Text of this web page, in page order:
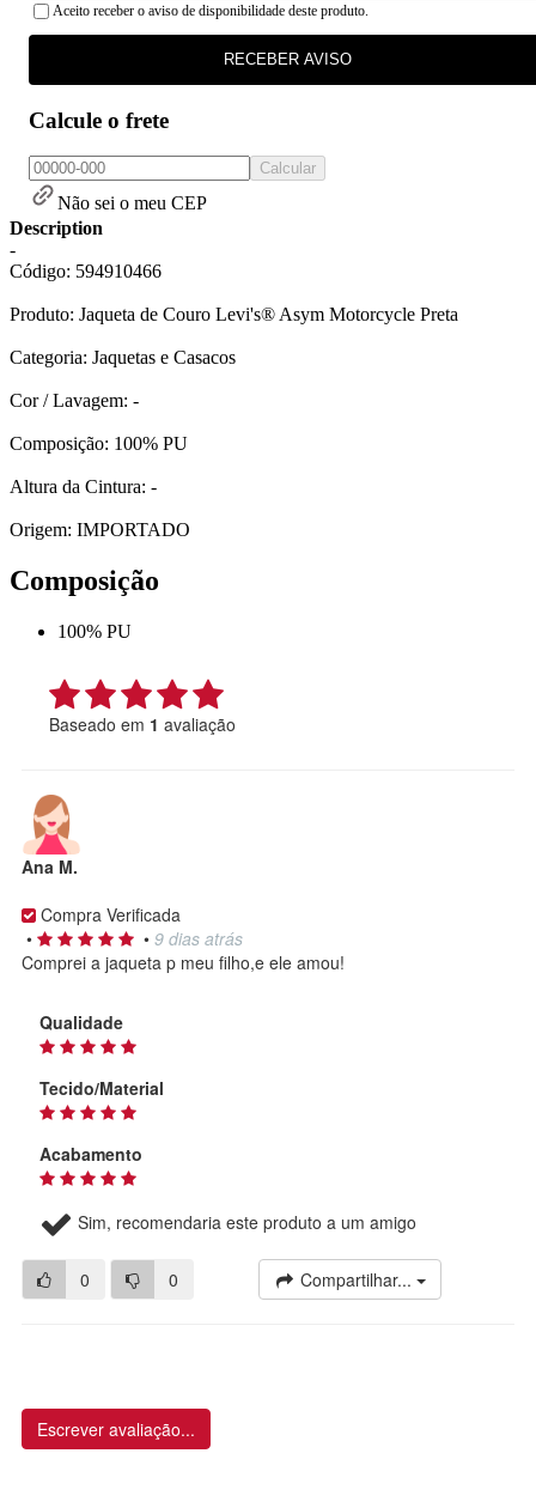
Aceito receber o aviso de disponibilidade deste produto.
RECEBER AVISO
Calcule o frete
Calcular
Não sei o meu CEP
Description
-
Código: 594910466
Produto: Jaqueta de Couro Levi's® Asym Motorcycle Preta
Categoria: Jaquetas e Casacos
Cor / Lavagem: -
Composição: 100% PU
Altura da Cintura: -
Origem: IMPORTADO
Composição
100% PU
Baseado em 1 avaliação
Ana M.
Compra Verificada
•
• 9 dias atrás
Comprei a jaqueta p meu filho,e ele amou!
Qualidade
Tecido/Material
Acabamento
Sim, recomendaria este produto a um amigo
0 0 Compartilhar...
Escrever avaliação...